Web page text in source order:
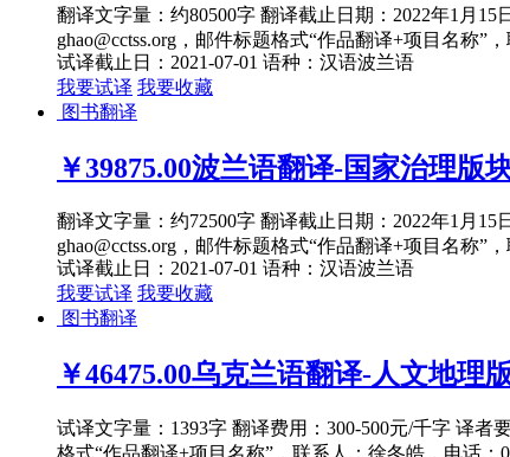
翻译文字量：约80500字 翻译截止日期：2022年1月
ghao@cctss.org，邮件标题格式“作品翻译+项目名称”
试译截止日：2021-07-01 语种：汉语波兰语
我要试译 我要收藏
图书翻译
￥39875.00波兰语翻译-国家治理版
翻译文字量：约72500字 翻译截止日期：2022年1月
ghao@cctss.org，邮件标题格式“作品翻译+项目名称”
试译截止日：2021-07-01 语种：汉语波兰语
我要试译 我要收藏
图书翻译
￥46475.00乌克兰语翻译-人文地理
试译文字量：1393字 翻译费用：300-500元/千字 译者